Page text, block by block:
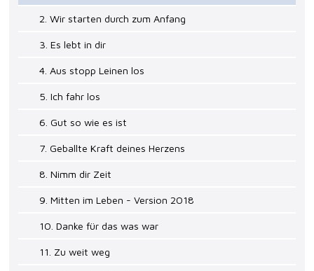
2. Wir starten durch zum Anfang
3. Es lebt in dir
4. Aus stopp Leinen los
5. Ich fahr los
6. Gut so wie es ist
7. Geballte Kraft deines Herzens
8. Nimm dir Zeit
9. Mitten im Leben - Version 2018
10. Danke für das was war
11. Zu weit weg